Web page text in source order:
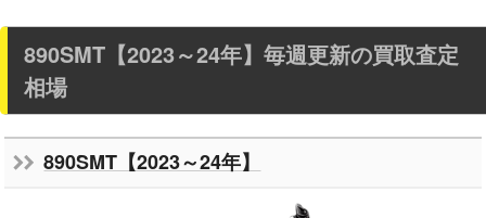
890SMT【2023～24年】毎週更新の買取査定
相場
890SMT【2023～24年】